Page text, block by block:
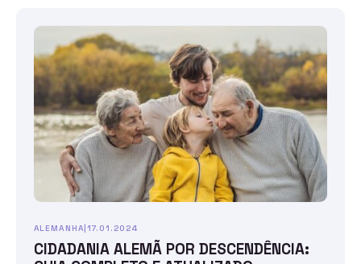
ALEMANHA|17.01.2024
CIDADANIA ALEMÃ POR DESCENDÊNCIA: